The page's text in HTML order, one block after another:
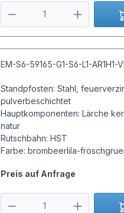
EM-S6-59165-G1-S6-L1-AR1H1-
Standpfosten: Stahl,
pulverbeschichtet
Hauptkomponenten: Lärche
natur
Rutschbahn: HST
Farbe: brombeerlila-
Preis auf Anfrage